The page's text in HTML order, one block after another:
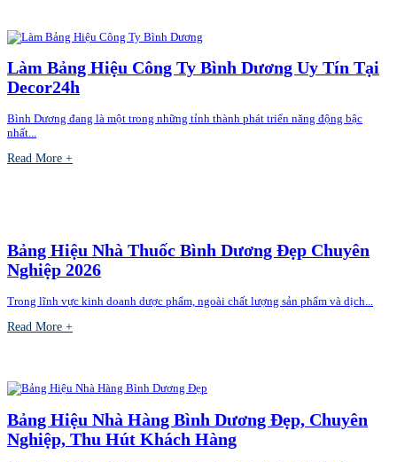
Làm Bảng Hiệu Công Ty Bình Dương Uy Tín Tại
Decor24h
Bình Dương đang là một trong những tỉnh thành phát triển năng động bậc
nhất...
Read More +
Bảng Hiệu Nhà Thuốc Bình Dương Đẹp Chuyên
Nghiệp 2026
Trong lĩnh vực kinh doanh dược phẩm, ngoài chất lượng sản phẩm và dịch...
Read More +
Bảng Hiệu Nhà Hàng Bình Dương Đẹp, Chuyên
Nghiệp, Thu Hút Khách Hàng